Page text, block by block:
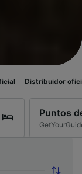
oficial
Puntos